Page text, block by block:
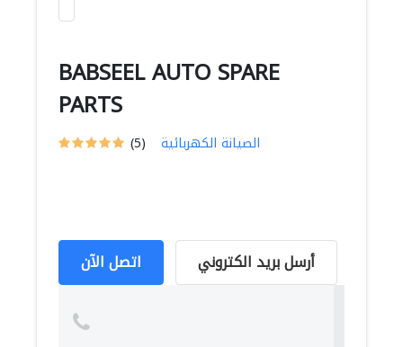
BABSEEL AUTO SPARE
PARTS
(5) الصيانة الكهربائية
اتصل الآن أرسل بريد الكتروني